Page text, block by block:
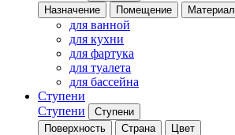
Назначение
Помещение Материал
для ванной
для кухни
для фартука
для туалета
для бассейна
Ступени
Ступени
Ступени
Поверхность
Страна Цвет